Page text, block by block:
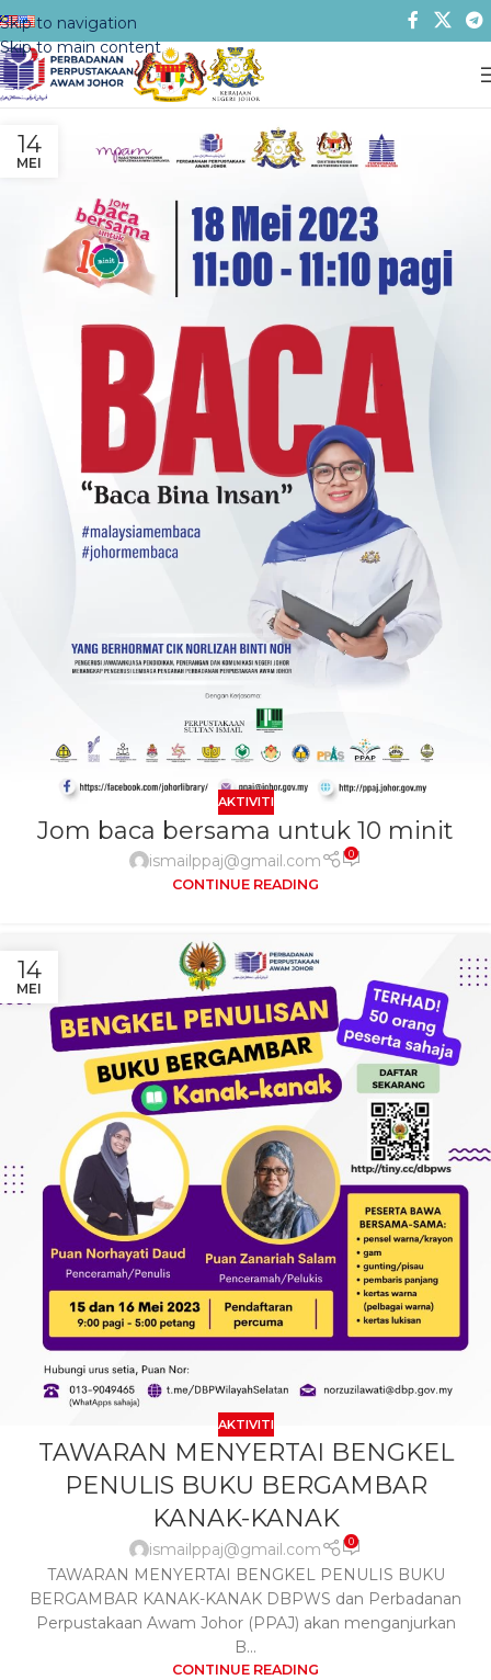
Skip to navigation
Skip to main content
14
MEI
AKTIVITI
Jom baca bersama untuk 10 minit
ismailppaj@gmail.com 0
CONTINUE READING
14
MEI
AKTIVITI
TAWARAN MENYERTAI BENGKEL
PENULIS BUKU BERGAMBAR
KANAK-KANAK
ismailppaj@gmail.com 0
TAWARAN MENYERTAI BENGKEL PENULIS BUKU
BERGAMBAR KANAK-KANAK DBPWS dan Perbadanan
Perpustakaan Awam Johor (PPAJ) akan menganjurkan
B...
CONTINUE READING